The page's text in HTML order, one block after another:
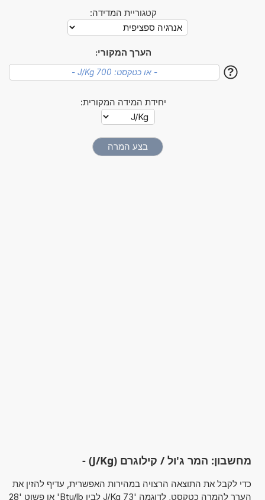
קטגוריית המדידה:
הערך המקורי:
?
יחידת המידה המקורית:
מחשבון: המר ג'ול / קילוגרם (J/Kg) -
כדי לקבל את התוצאה הרצויה במהירות האפשרית, עדיף להזין את
הערך להמרה כטקסט, לדוגמה '73 J/Kg לבין Btu/lb' או פשוט '28